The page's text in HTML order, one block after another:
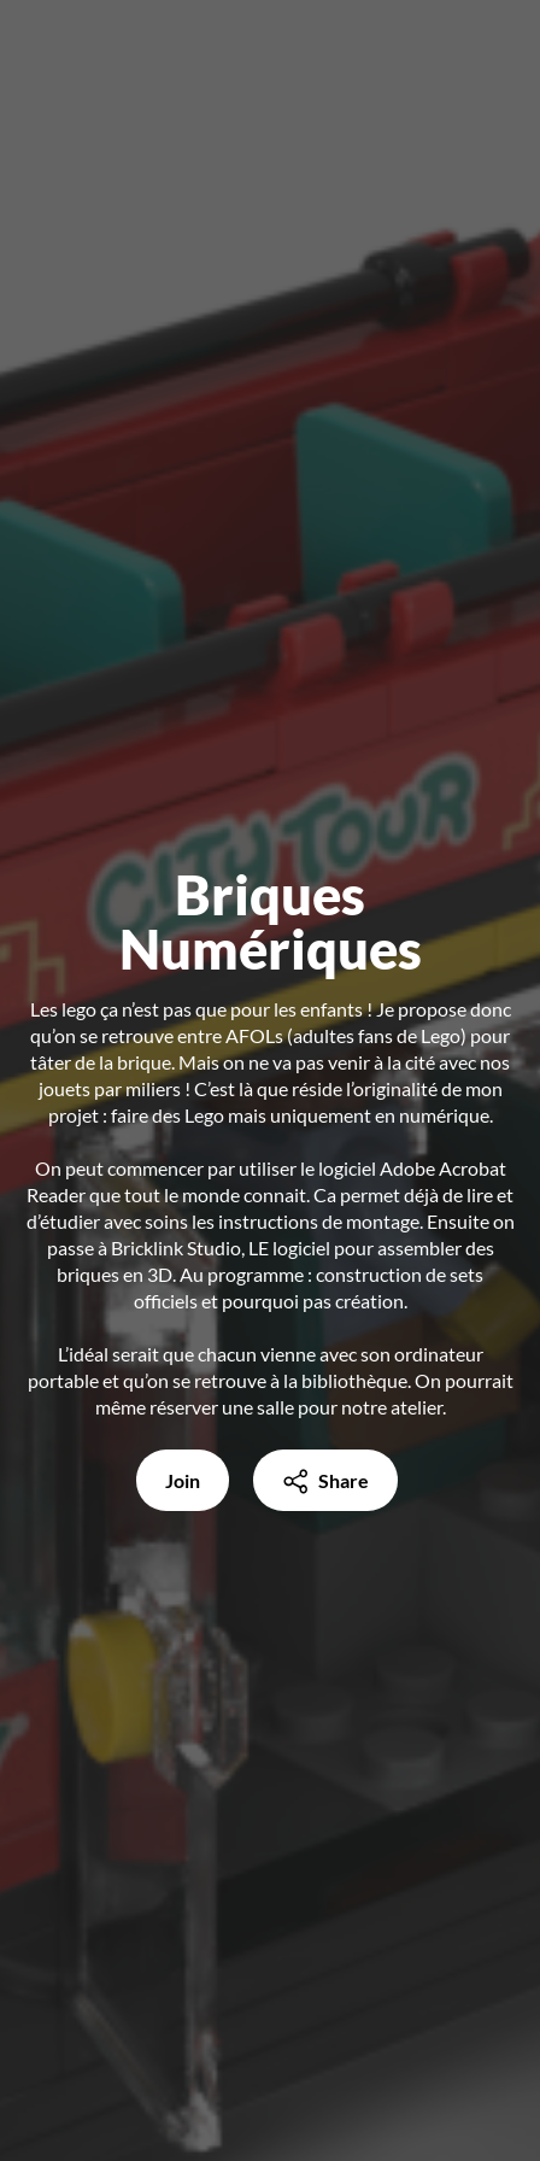
Briques
Numériques
Les lego ça n’est pas que pour les enfants ! Je propose donc
qu’on se retrouve entre AFOLs (adultes fans de Lego) pour
tâter de la brique. Mais on ne va pas venir à la cité avec nos
jouets par miliers ! C’est là que réside l’originalité de mon
projet : faire des Lego mais uniquement en numérique.
On peut commencer par utiliser le logiciel Adobe Acrobat
Reader que tout le monde connait. Ca permet déjà de lire et
d’étudier avec soins les instructions de montage. Ensuite on
passe à Bricklink Studio, LE logiciel pour assembler des
briques en 3D. Au programme : construction de sets
officiels et pourquoi pas création.
L’idéal serait que chacun vienne avec son ordinateur
portable et qu’on se retrouve à la bibliothèque. On pourrait
même réserver une salle pour notre atelier.
Join Share